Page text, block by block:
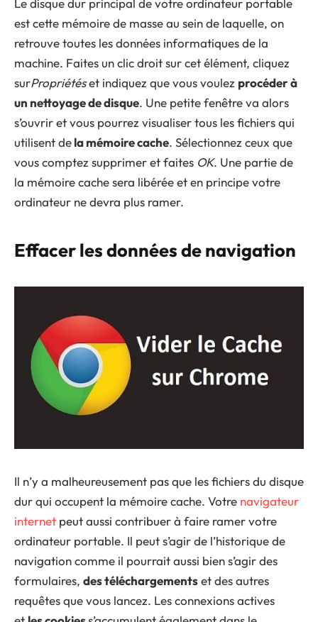
Le disque dur principal de votre ordinateur portable
est cette mémoire de masse au sein de laquelle, on
retrouve toutes les données informatiques de la
machine. Faites un clic droit sur cet élément, cliquez
surPropriétéset indiquez que vous voulez procéder à
un nettoyage de disque. Une petite fenêtre va alors
s’ouvrir et vous pourrez visualiser tous les fichiers qui
utilisent dela mémoire cache. Sélectionnez ceux que
vous comptez supprimer et faites OK. Une partie de
la mémoire cache sera libérée et en principe votre
ordinateur ne devra plus ramer.
Effacer les données de navigation
Il n’y a malheureusement pas que les fichiers du disque
dur qui occupent la mémoire cache. Votre navigateur
internet peut aussi contribuer à faire ramer votre
ordinateur portable. Il peut s’agir de l’historique de
navigation comme il pourrait aussi bien s’agir des
formulaires, des téléchargementset des autres
requêtes que vous lancez. Les connexions actives